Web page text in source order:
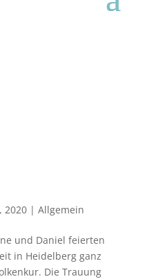
2020| Allgemein
und Daniel feierten
in Heidelberg ganz
Die Trauung